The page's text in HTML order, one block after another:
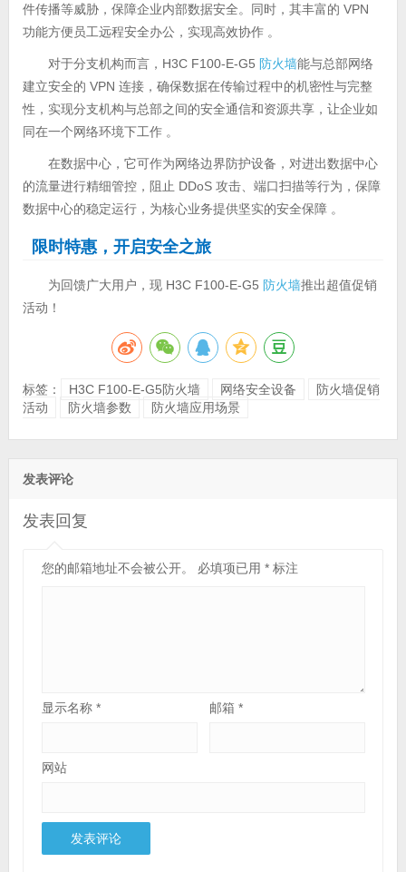
件传播等威胁，保障企业内部数据安全。同时，其丰富的 VPN
功能方便员工远程安全办公，实现高效协作 。
对于分支机构而言，H3C F100-E-G5 防火墙能与总部网络
建立安全的 VPN 连接，确保数据在传输过程中的机密性与完整
性，实现分支机构与总部之间的安全通信和资源共享，让企业如
同在一个网络环境下工作 。
在数据中心，它可作为网络边界防护设备，对进出数据中心
的流量进行精细管控，阻止 DDoS 攻击、端口扫描等行为，保障
数据中心的稳定运行，为核心业务提供坚实的安全保障 。
限时特惠，开启安全之旅
为回馈广大用户，现 H3C F100-E-G5 防火墙推出超值促销
活动！
标签： H3C F100-E-G5防火墙 网络安全设备
防火墙促销
活动
防火墙参数 防火墙应用场景
发表评论
发表回复
您的邮箱地址不会被公开。 必填项已用 *标注
显示名称 * 邮箱*
网站